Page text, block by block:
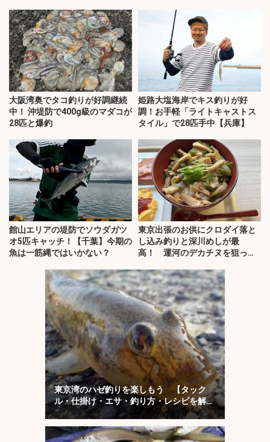
大阪湾奥でタコ釣りが好調継続
中！ 沖堤防で400g級のマダコが
28匹と爆釣
姫路大塩海岸でキス釣りが好
調！お手軽「ライトキャストス
タイル」で28匹手中【兵庫】
館山エリアの堤防でソウダガツ
オ5匹キャッチ！【千葉】今期の
魚は一筋縄ではいかない？
東京出張のお供にクロダイ落と
し込み釣りと深川めしが最
高！ 運河のデカチヌを狙って
東京湾のハゼ釣りを楽しもう 【タック
ル・仕掛け・エサ・釣り方・レシピを解
説】